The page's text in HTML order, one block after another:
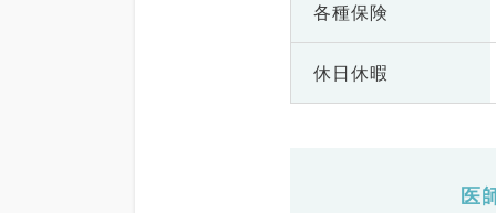
各種保険
休日休暇
医